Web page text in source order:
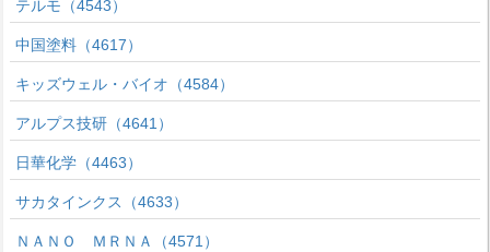
テルモ（4543）
中国塗料（4617）
キッズウェル・バイオ（4584）
アルプス技研（4641）
日華化学（4463）
サカタインクス（4633）
ＮＡＮＯ ＭＲＮＡ（4571）